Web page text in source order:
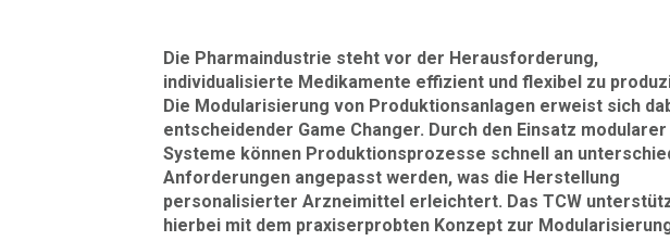
Die Pharmaindustrie steht vor der Herausforderung,
individualisierte Medikamente effizient und flexibel zu
Die Modularisierung von Produktionsanlagen erweist sich
entscheidender Game Changer. Durch den Einsatz modularer
Systeme können Produktionsprozesse schnell an
Anforderungen angepasst werden, was die Herstellung
personalisierter Arzneimittel erleichtert. Das TCW
hierbei mit dem praxiserprobten Konzept zur